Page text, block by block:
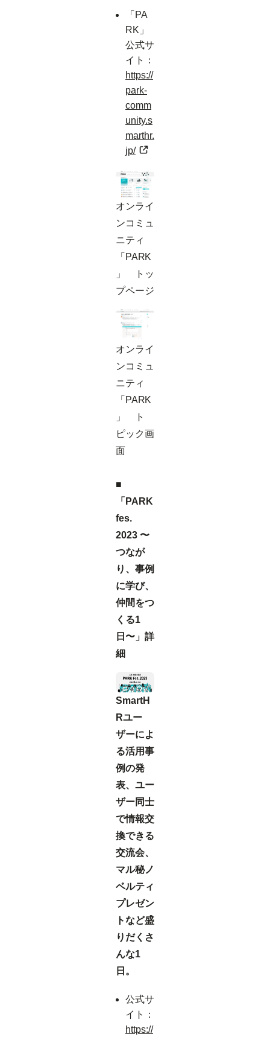
「PA
RK」
公式サ
イト：
https://
park-
comm
unity.s
marthr.
jp/
オンライ
ンコミュ
ニティ
「PARK
」 トッ
プページ
オンライ
ンコミュ
ニティ
「PARK
」 ト
ピック画
面
■
「PARK
fes.
2023 〜
つなが
り、事例
に学び、
仲間をつ
くる1
日〜」詳
細
SmartH
Rユー
ザーによ
る活用事
例の発
表、ユー
ザー同士
で情報交
換できる
交流会、
マル秘ノ
ベルティ
プレゼン
トなど盛
りだくさ
んな1
日。
公式サ
イト：
https://